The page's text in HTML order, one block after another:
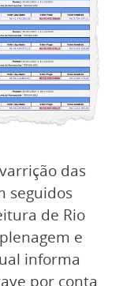
das
seguidos
de Rio
e
informa
por conta